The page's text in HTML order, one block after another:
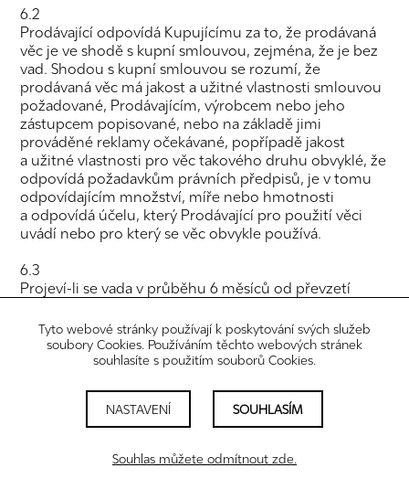
6.2
Prodávající odpovídá Kupujícímu za to, že prodávaná
věc je ve shodě s kupní smlouvou, zejména, že je bez
vad. Shodou s kupní smlouvou se rozumí, že
prodávaná věc má jakost a užitné vlastnosti smlouvou
požadované, Prodávajícím, výrobcem nebo jeho
zástupcem popisované, nebo na základě jimi
prováděné reklamy očekávané, popřípadě jakost
a užitné vlastnosti pro věc takového druhu obvyklé, že
odpovídá požadavkům právních předpisů, je v tomu
odpovídajícím množství, míře nebo hmotnosti
a odpovídá účelu, který Prodávající pro použití věci
uvádí nebo pro který se věc obvykle používá.
6.3
Projeví-li se vada v průběhu 6 měsíců od převzetí
pokud to neodporuje povaze věci nebo pokud se
neprokáže opak.
Práva z vadného plnění uplatňuje Kupující
u Prodávajícího na adrese sídla Prodávajícího nebo
(ETHER, Petrské náměstí 1, 110 00 Praha 1). Za okamžik
uplatnění reklamace se považuje okamžik, kdy
Tyto webové stránky používají k poskytování svých služeb
soubory Cookies. Používáním těchto webových stránek
souhlasíte s použitím souborů Cookies.
NASTAVENÍ SOUHLASÍM
Souhlas můžete odmítnout zde.